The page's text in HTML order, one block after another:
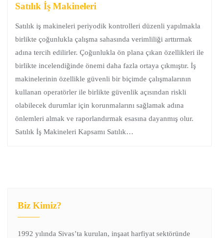
Satılık İş Makineleri
Satılık iş makineleri periyodik kontrolleri düzenli yapılmakla
birlikte çoğunlukla çalışma sahasında verimliliği arttırmak
adına tercih edilirler. Çoğunlukla ön plana çıkan özellikleri ile
birlikte incelendiğinde önemi daha fazla ortaya çıkmıştır. İş
makinelerinin özellikle güvenli bir biçimde çalışmalarının
kullanan operatörler ile birlikte güvenlik açısından riskli
olabilecek durumlar için korunmalarını sağlamak adına
önlemleri almak ve raporlandırmak esasına dayanmış olur.
Satılık İş Makineleri Kapsamı Satılık…
Biz Kimiz?
1992 yılında Sivas’ta kurulan, inşaat harfiyat sektöründe